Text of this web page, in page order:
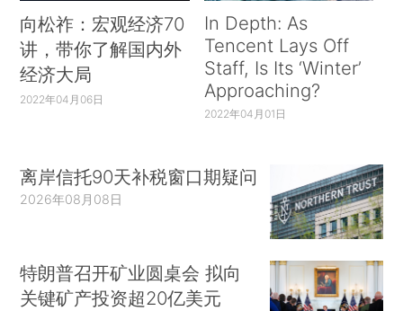
向松祚：宏观经济70
讲，带你了解国内外
经济大局
2022年04月06日
In Depth: As
Tencent Lays Off
Staff, Is Its ‘Winter’
Approaching?
2022年04月01日
离岸信托90天补税窗口期疑问
2026年08月08日
特朗普召开矿业圆桌会 拟向
关键矿产投资超20亿美元